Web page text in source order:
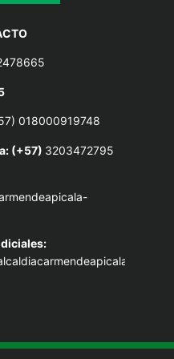
018000919748
(+57) 3203472795